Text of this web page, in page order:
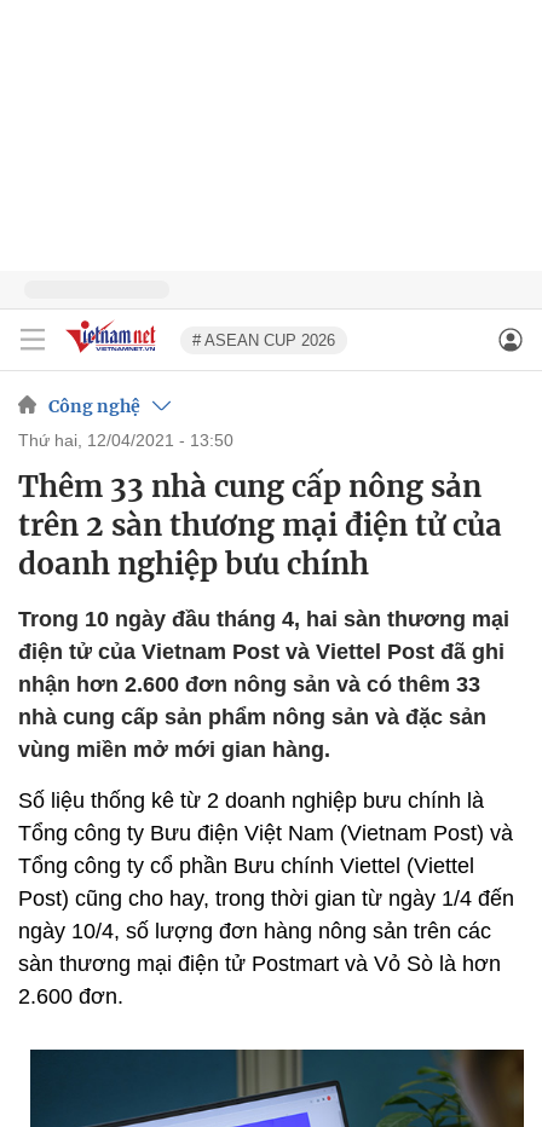
# ASEAN CUP 2026
Công nghệ
thứ hai, 12/04/2021 - 13:50
Thêm 33 nhà cung cấp nông sản
trên 2 sàn thương mại điện tử của
doanh nghiệp bưu chính
Trong 10 ngày đầu tháng 4, hai sàn thương mại
điện tử của Vietnam Post và Viettel Post đã ghi
nhận hơn 2.600 đơn nông sản và có thêm 33
nhà cung cấp sản phẩm nông sản và đặc sản
vùng miền mở mới gian hàng.
Số liệu thống kê từ 2 doanh nghiệp bưu chính là
Tổng công ty Bưu điện Việt Nam (Vietnam Post) và
Tổng công ty cổ phần Bưu chính Viettel (Viettel
Post) cũng cho hay, trong thời gian từ ngày 1/4 đến
ngày 10/4, số lượng đơn hàng nông sản trên các
sàn thương mại điện tử Postmart và Vỏ Sò là hơn
2.600 đơn.